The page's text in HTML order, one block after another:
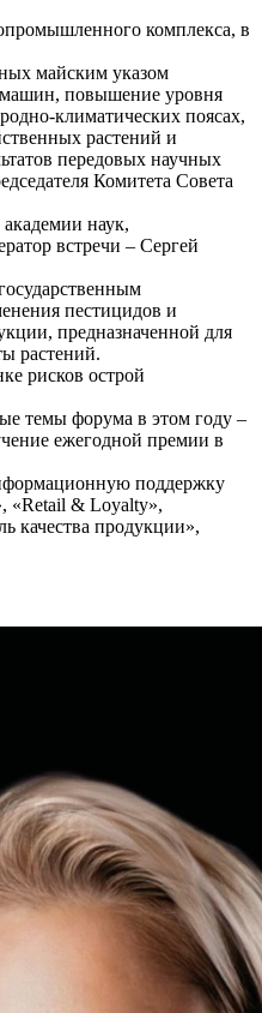
комплекса, в
майским указом
машин, повышение уровня
климатических поясах,
растений и
передовых научных
Комитета Совета
наук,
встречи – Сергей
пестицидов и
предназначенной для
растений.
рисков острой
темы форума в этом году –
ежегодной премии в
поддержку
«Retail & Loyalty»,
продукции»,